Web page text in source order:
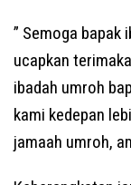
” Semoga bapak
ucapkan
ibadah umroh
kami kedepan
jamaah umroh,